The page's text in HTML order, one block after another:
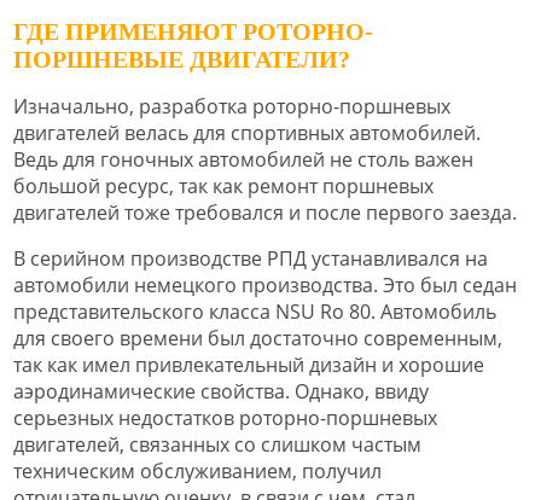
ГДЕ ПРИМЕНЯЮТ РОТОРНО-
ПОРШНЕВЫЕ ДВИГАТЕЛИ?
Изначально, разработка роторно-поршневых
двигателей велась для спортивных автомобилей.
Ведь для гоночных автомобилей не столь важен
большой ресурс, так как ремонт поршневых
двигателей тоже требовался и после первого заезда.
В серийном производстве РПД устанавливался на
автомобили немецкого производства. Это был седан
представительского класса NSU Ro 80. Автомобиль
для своего времени был достаточно современным,
так как имел привлекательный дизайн и хорошие
аэродинамические свойства. Однако, ввиду
серьезных недостатков роторно-поршневых
двигателей, связанных со слишком частым
техническим обслуживанием, получил